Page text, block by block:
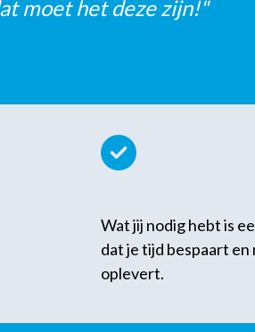
moet het deze zijn!"
Wat jij nodig hebt is
dat je tijd bespaart en
oplevert.